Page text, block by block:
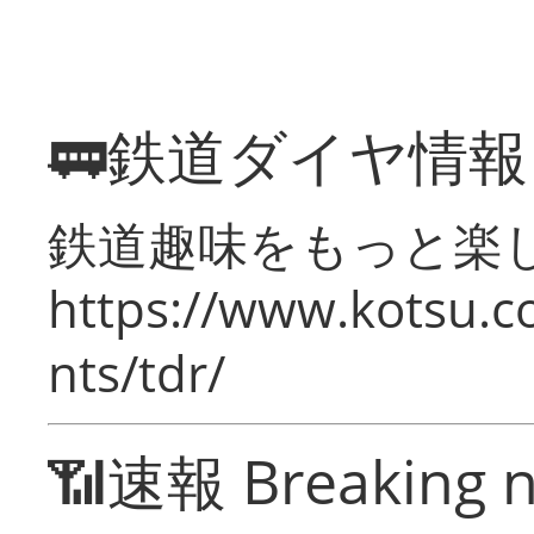
🚃鉄道ダイヤ情
鉄道趣味をもっと楽
https://
nts/tdr/
📶速報 Breaking